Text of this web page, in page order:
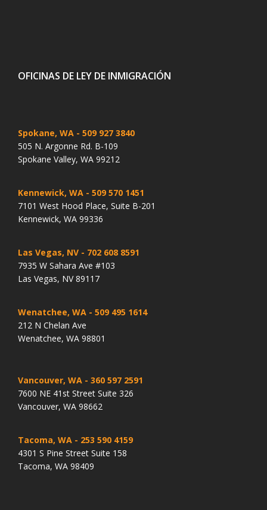
OFICINAS DE LEY DE INMIGRACIÓN
Spokane, WA - 509 927 3840
505 N. Argonne Rd. B-109
Spokane Valley, WA 99212
Kennewick, WA - 509 570 1451
7101 West Hood Place, Suite B-201
Kennewick, WA 99336
Las Vegas, NV - 702 608 8591
7935 W Sahara Ave #103
Las Vegas, NV 89117
Wenatchee, WA - 509 495 1614
212 N Chelan Ave
Wenatchee, WA 98801
Vancouver, WA - 360 597 2591
7600 NE 41st Street Suite 326
Vancouver, WA 98662
Tacoma, WA - 253 590 4159
4301 S Pine Street Suite 158
Tacoma, WA 98409